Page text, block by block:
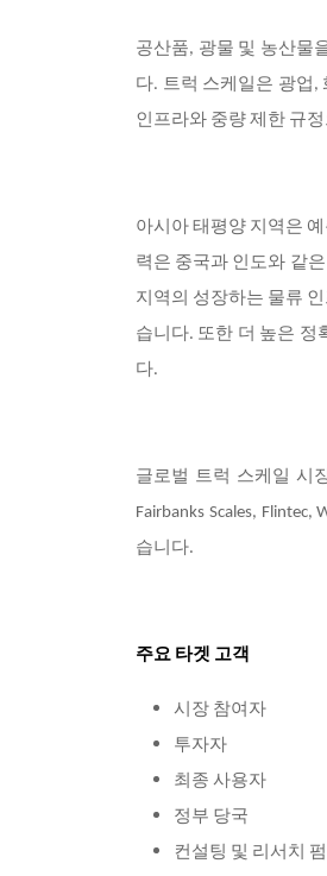
공산품, 광물 및 농산물
다. 트럭 스케일은 광업,
인프라와 중량 제한 규
아시아 태평양 지역은
력은 중국과 인도와 같
지역의 성장하는 물류
습니다. 또한 더 높은 정
다.
글로벌 트럭 스케일 시장
Fairbanks Scales, Flintec,
습니다.
주요 타겟 고객
시장 참여자
투자자
최종 사용자
정부 당국
컨설팅 및 리서치 펌